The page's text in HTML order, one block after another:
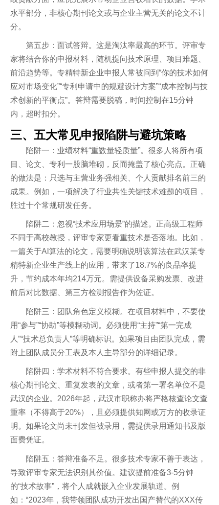
水平部分，非核心期刊论文或与企业主营无关的论文不计
分。
第五步：面试答辩。这是淘汰率最高的环节。评审专
家将结合你的申报材料，随机提问技术原理、项目难题、
前沿趋势等。专精特新企业申报人常被问到“你的技术如何
应对市场变化”“专利申请中的规避设计方案”“成本控制与技
术创新的平衡点”。答辩需要脱稿，时间控制在15分钟
内，超时扣分。
三、五大常见申报陷阱与避坑策略
陷阱一：业绩材料“重数量轻质量”。很多人将所有项
目、论文、专利一股脑堆砌，反而掩盖了核心亮点。正确
的做法是：只选与主营业务强相关、个人贡献排名前三的
成果。例如，一项解决了行业共性关键技术难题的项目，
胜过十个常规研发任务。
陷阱二：忽视“技术应用场景”的描述。正高级工程师
不同于高校教授，评审专家更看重技术是否落地。比如，
一篇关于AI算法的论文，需要明确说明该算法在武汉某专
精特新企业生产线上的应用，带来了18.7%的良品率提
升，节约成本年均214万元。需提供设备采购发票、改进
前后对比数据、第三方检测报告作为佐证。
陷阱三：团队角色定义模糊。在项目材料中，不要使
用“参与”“协助”等模糊动词。必须使用“主持”“第一完成
人”“技术总负责人”等明确标识。如果项目由团队完成，需
附上团队成员分工表及本人主导部分的详细记录。
陷阱四：学术材料不符合要求。有些申报人提交的非
核心期刊论文、重复发表的文章，或者第一署名单位不是
武汉的企业。2026年起，武汉市职称办将严格核查论文查
重率（不得高于20%），且必须提供知网或万方的收录证
明。如果论文尚未刊发但被录用，需提供录用通知书及版
面费凭证。
陷阱五：答辩准备不足。很多技术专家不善于表达，
导致评审专家无法识别其价值。建议提前准备3-5分钟
的“技术故事”，将个人成就嵌入企业发展轨道。例
如：“2023年，我带领团队成功开发出国产替代的XXX传